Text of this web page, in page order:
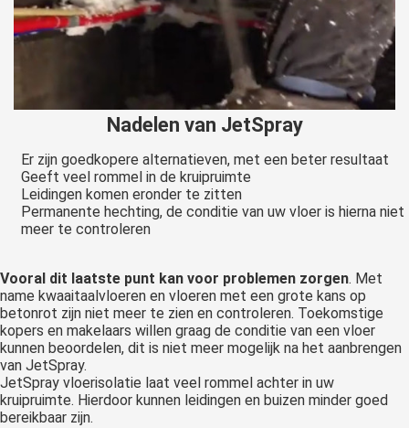
Nadelen van JetSpray
Er zijn goedkopere alternatieven, met een beter resultaat
Geeft veel rommel in de kruipruimte
Leidingen komen eronder te zitten
Permanente hechting, de conditie van uw vloer is hierna niet
meer te controleren
Vooral dit laatste punt kan voor problemen zorgen. Met
name kwaaitaalvloeren en vloeren met een grote kans op
betonrot zijn niet meer te zien en controleren. Toekomstige
kopers en makelaars willen graag de conditie van een vloer
kunnen beoordelen, dit is niet meer mogelijk na het aanbrengen
van JetSpray.
JetSpray vloerisolatie laat veel rommel achter in uw
kruipruimte. Hierdoor kunnen leidingen en buizen minder goed
bereikbaar zijn.